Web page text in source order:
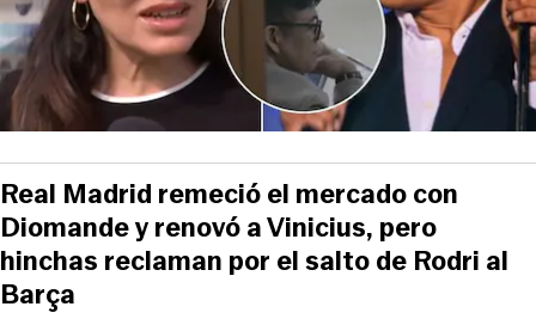
Real Madrid remeció el mercado con
Diomande y renovó a Vinicius, pero
hinchas reclaman por el salto de Rodri al
Barça